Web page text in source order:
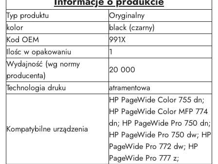
Typ produktu
Oryginalny
kolor
black (czarny)
Kod OEM
991X
Ilośc w opakowaniu
1
Wydajność (wg normy
producenta)
20 000
Technologia druku
atramentowa
Kompatybilne urządzenia
HP PageWide Color 755 dn;
HP PageWide Color MFP 774
dn; HP PageWide Pro 750 dn;
HP PageWide Pro 750 dw; HP
PageWide Pro 772 dw; HP
PageWide Pro 777 z;